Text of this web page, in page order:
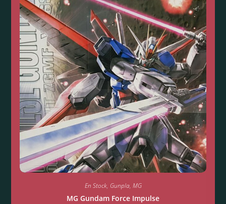
En Stock, Gunpla, MG
MG Gundam Force Impulse